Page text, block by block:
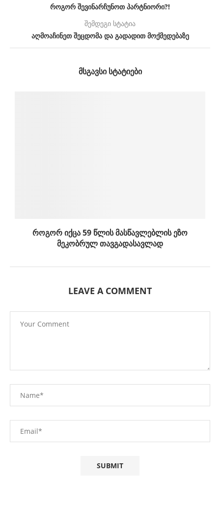
როგორ შევინარჩუნოთ პარტნიორი?!
შემდეგი სტატია
აღმოაჩინეთ შეცდომა და გადადით მოქმედებაზე
ᲛᲡᲒᲐᲕᲡᲘ ᲡᲢᲐᲢᲘᲔᲑᲘ
როგორ იქცა 59 წლის მასწავლებლის ეზო
მეკობრულ თავგადასავლად
LEAVE A COMMENT